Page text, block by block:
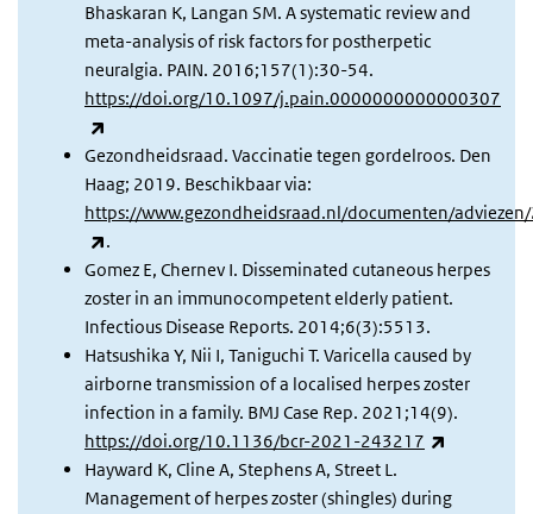
Bhaskaran K, Langan SM. A systematic review and
meta-analysis of risk factors for postherpetic
neuralgia. PAIN. 2016;157(1):30-54.
https://doi.org/10.1097/j.pain.0000000000000307
Gezondheidsraad. Vaccinatie tegen gordelroos. Den
Haag; 2019. Beschikbaar via:
https://www.gezondheidsraad.nl/documenten/
(externe link)
.
Gomez E, Chernev I. Disseminated cutaneous herpes
zoster in an immunocompetent elderly patient.
Infectious Disease Reports. 2014;6(3):5513.
Hatsushika Y, Nii I, Taniguchi T. Varicella caused by
airborne transmission of a localised herpes zoster
infection in a family. BMJ Case Rep. 2021;14(9).
https://doi.org/10.1136/bcr-2021-243217
Hayward K, Cline A, Stephens A, Street L.
Management of herpes zoster (shingles) during